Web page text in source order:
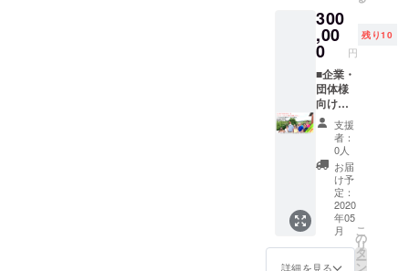
me-
yamazo
e.com/)
※クラウ
ドファ
ンディ
ング終
了後、
ご支援
いただ
いたみ
なさま
に割引
コード
を発行
いたし
態：通
常冷蔵
配送・
瞬間冷
凍配送
※冷凍の
賞味期
限90
日、冷
蔵は製
造より
48時間
です 用
途：ご
自宅
用・贈
ます。
HPより
ご予約
の際、
忘れず
に記入
をお願
いいた
しま
す。
での換
金はで
きませ
ん。
※「宿泊
だけ事
前決
済、カ
フェだ
けチ
ケット
利用」
といっ
たよう
に、事
前決済
とume,
チケッ
しま
す。 ※
宿泊料
金の目
安：2名
宿泊（2
食付
き）の
場合：
合計6～
8万円、
4名宿泊
（2食付
き）の
場合、9
～10万
円とな
りま
の野菜
を使っ
たBBQ
等を予
定して
おりま
す。時
期によ
り内容
は異な
ります
ので、
ご確認
くださ
い。）
⁻4名以
上10名
様まで
きまし
ては現
金でご
精算く
ださ
い。 ※
宿泊を
事前決
済で予
約され
た場
合、チ
ケット
での換
金はで
きませ
ん。
※「宿泊
ド大賞
（2）
農林水
産省
近畿の
食と農
インバ
ウンド
優秀賞
●2018
年 9月
（1）
日本観
光振興
協会
す。
（2020
年5月ご
ろ、到
着予
定）
ゴール
デンウ
イーク
のおで
かけに
どう
ぞ！ ※
宿泊、
体験、
フェ、
雑貨購
り方・
在り方
を徹底
解説い
たしま
す！ 講
師：(株)
梅守本
店 代表
取締役
社長 梅
守康之
（内容
は、企
業様と
ご相談
の上、
より知
囲まれ
て、空
を眺め
ながら
の研修
会議は
いかが
でしょ
うか。
いまま
では出
てこな
かった
柔軟な
アイデ
アや、
静かに
集中し
300
,00
0 円
残り10
■企業・
団体様
向け
（11~2
0名グ
ループ
用） ■
セミ
ナー付
き宿泊
研修プ
ラン
（全館
貸切）
支援
者：
0人
お届
け予
定：
2020
年05
月
詳細を見る
こ
の
リ
タ
ー
ン